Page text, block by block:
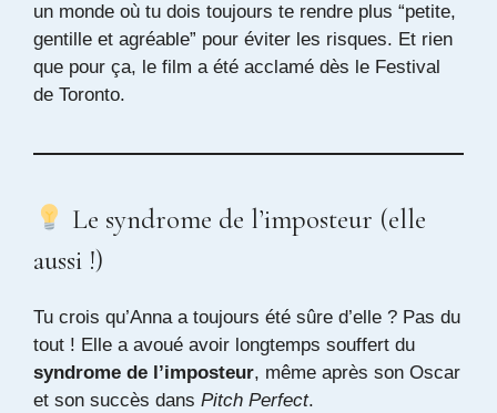
un monde où tu dois toujours te rendre plus “petite,
gentille et agréable” pour éviter les risques. Et rien
que pour ça, le film a été acclamé dès le Festival
de Toronto.
Le syndrome de l’imposteur (elle
aussi !)
Tu crois qu’Anna a toujours été sûre d’elle ? Pas du
tout ! Elle a avoué avoir longtemps souffert du
syndrome de l’imposteur, même après son Oscar
et son succès dans Pitch Perfect.